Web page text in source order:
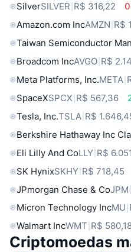
SilverSILVER R$ 316,22
Amazon.com IncAMZN R$
Taiwan Semiconductor
Broadcom IncAVGO R$
Meta Platforms, Inc.META
SpaceXSPCX R$ 567,36
Tesla, Inc.TSLA R$
Berkshire Hathaway Inc
Eli Lilly And CoLLY R$
SK HynixSKHY R$ 718,45
JPmorgan Chase & CoJPM
Micron Technology IncMU
Walmart IncWMT R$
Criptomoedas